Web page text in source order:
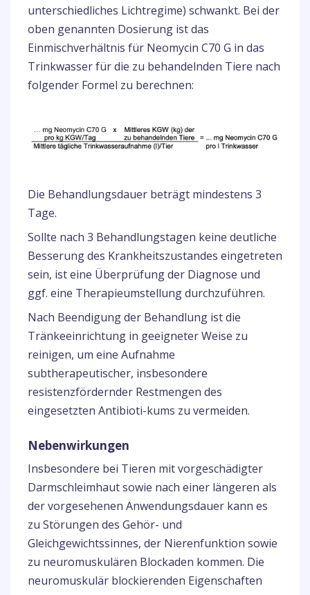
unterschiedliches Lichtregime) schwankt. Bei der
oben genannten Dosierung ist das
Einmischverhältnis für Neomycin C70 G in das
Trinkwasser für die zu behandelnden Tiere nach
folgender Formel zu berechnen:
Die Behandlungsdauer beträgt mindestens 3
Tage.
Sollte nach 3 Behandlungstagen keine deutliche
Besserung des Krankheitszustandes eingetreten
sein, ist eine Überprüfung der Diagnose und
ggf. eine Therapieumstellung durchzuführen.
Nach Beendigung der Behandlung ist die
Tränkeeinrichtung in geeigneter Weise zu
reinigen, um eine Aufnahme
subtherapeutischer, insbesondere
resistenzfördernder Restmengen des
eingesetzten Antibioti-kums zu vermeiden.
Nebenwirkungen
Insbesondere bei Tieren mit vorgeschädigter
Darmschleimhaut sowie nach einer längeren als
der vorgesehenen Anwendungsdauer kann es
zu Störungen des Gehör- und
Gleichgewichtssinnes, der Nierenfunktion sowie
zu neuromuskulären Blockaden kommen. Die
neuromuskulär blockierenden Eigenschaften